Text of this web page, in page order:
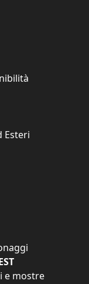
Esteri
e mostre